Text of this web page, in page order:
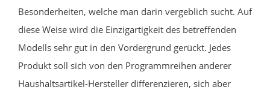
Besonderheiten, welche man darin vergeblich sucht. Auf
diese Weise wird die Einzigartigkeit des betreffenden
Modells sehr gut in den Vordergrund gerückt. Jedes
Produkt soll sich von den Programmreihen anderer
Haushaltsartikel-Hersteller differenzieren, sich aber